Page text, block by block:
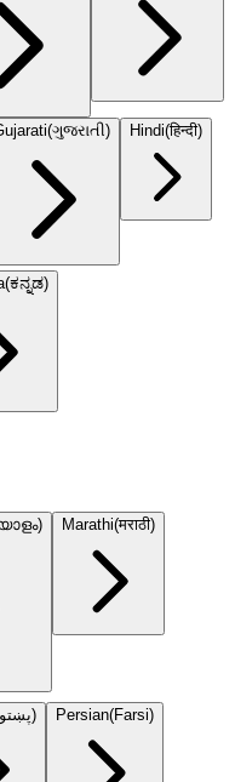
(ગુજરાતી) Hindi(हिन्दी)
(ಕನ್ನಡ)
) Marathi(मराठी)
پښتو) Persian(Farsi)